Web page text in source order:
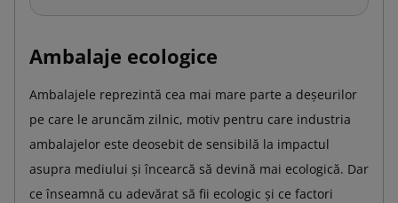
Ambalaje ecologice
Ambalajele reprezintă cea mai mare parte a deșeurilor
pe care le aruncăm zilnic, motiv pentru care industria
ambalajelor este deosebit de sensibilă la impactul
asupra mediului și încearcă să devină mai ecologică. Dar
ce înseamnă cu adevărat să fii ecologic și ce factori